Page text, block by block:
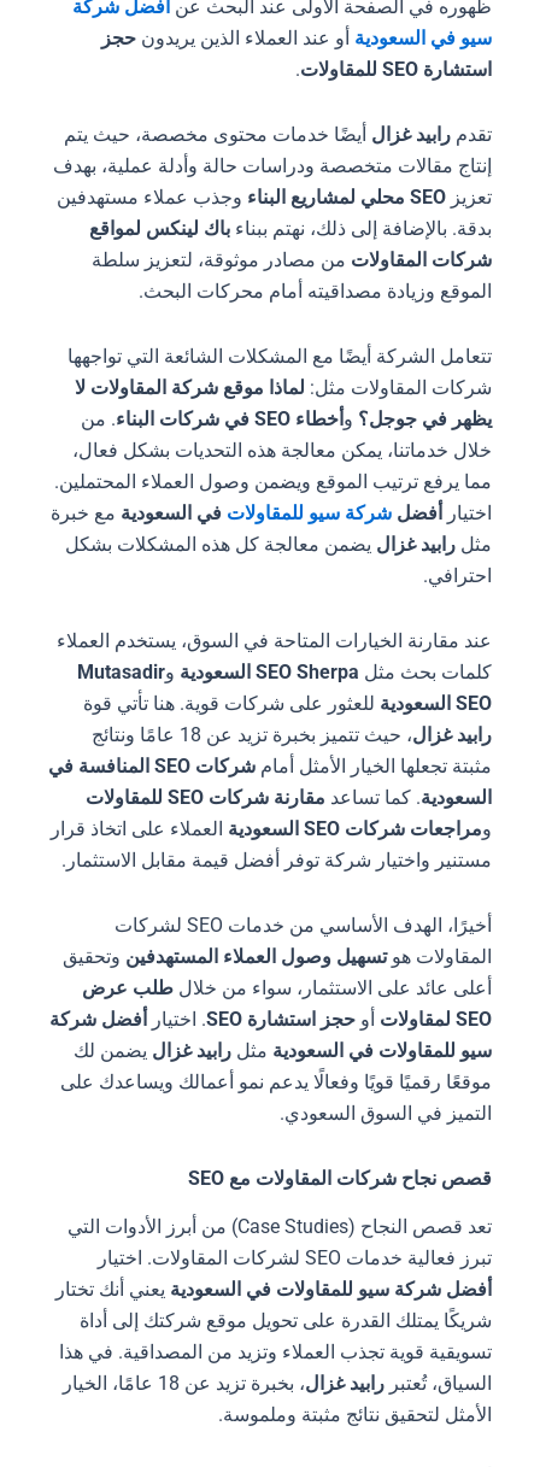
ظهوره في الصفحة الأولى عند البحث عنأفضل شركة
سيو في السعوديةأو عند العملاء الذين يريدونحجز
استشارة SEO للمقاولات
.
تقدمرابيد غزالأيضًا خدمات محتوى مخصصة، حيث يتم
إنتاج مقالات متخصصة ودراسات حالة وأدلة عملية، بهدف
تعزيزSEO محلي لمشاريع البناء
وجذب عملاء مستهدفين
بدقة. بالإضافة إلى ذلك، نهتم ببناءباك لينكس لمواقع
شركات المقاولاتمن مصادر موثوقة، لتعزيز سلطة
الموقع وزيادة مصداقيته أمام محركات البحث.
تتعامل الشركة أيضًا مع المشكلات الشائعة التي تواجهها
شركات المقاولات مثل:لماذا موقع شركة المقاولات لا
يظهر في جوجل؟و أخطاء SEO في شركات البناء
. من
خلال خدماتنا، يمكن معالجة هذه التحديات بشكل فعال،
مما يرفع ترتيب الموقع ويضمن وصول العملاء المحتملين.
اختيارأفضل شركة سيو للمقاولاتفي السعوديةمع خبرة
مثل رابيد غزاليضمن معالجة كل هذه المشكلات بشكل
احترافي.
عند مقارنة الخيارات المتاحة في السوق، يستخدم العملاء
كلمات بحث مثل SEO Sherpa السعودية و Mutasadir
SEO السعودية
للعثور على شركات قوية. هنا تأتي قوة
رابيد غزال
، حيث تتميز بخبرة تزيد عن 18 عامًا ونتائج
مثبتة تجعلها الخيار الأمثل أمام
شركات SEO المنافسة في
السعودية. كما تساعدمقارنة شركات SEO للمقاولات
مراجعات شركات SEO السعودية
العملاء على اتخاذ قرار
مستنير واختيار شركة توفر أفضل قيمة مقابل الاستثمار.
أخيرًا، الهدف الأساسي من خدمات SEO لشركات
المقاولات هوتسهيل وصول العملاء المستهدفينوتحقيق
أعلى عائد على الاستثمار، سواء من خلال طلب عرض
SEO لمقاولات
أوحجز استشارة SEO . اختيارأفضل شركة
سيو للمقاولات في السعوديةمثل رابيد غزاليضمن لك
موقعًا رقميًا قويًا وفعالًا يدعم نمو أعمالك ويساعدك على
التميز في السوق السعودي.
قصص نجاح شركات المقاولات مع SEO
تعد قصص النجاح (Case Studies) من أبرز الأدوات التي
تبرز فعالية خدمات SEO لشركات المقاولات. اختيار
أفضل شركة سيو للمقاولات في السعوديةيعني أنك تختار
شريكًا يمتلك القدرة على تحويل موقع شركتك إلى أداة
تسويقية قوية تجذب العملاء وتزيد من المصداقية. في هذا
السياق، تُعتبررابيد غزال
، بخبرة تزيد عن 18 عامًا، الخيار
الأمثل لتحقيق نتائج مثبتة وملموسة.